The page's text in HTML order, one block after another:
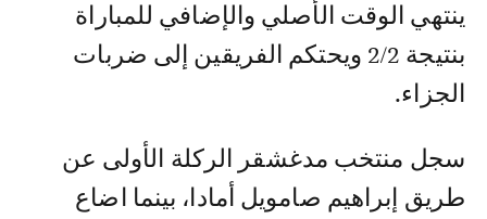
ينتهي الوقت الأصلي والإضافي للمباراة
بنتيجة 2/2 ويحتكم الفريقين إلى ضربات
الجزاء.
سجل منتخب مدغشقر الركلة الأولى عن
طريق إبراهيم صامويل أمادا، بينما اضاع